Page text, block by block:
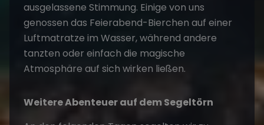
ausgelassene Stimmung. Einige von uns
genossen das Feierabend-Bierchen auf einer
Luftmatratze im Wasser, während andere
tanzten oder einfach die magische
Atmosphäre auf sich wirken ließen.
Weitere Abenteuer auf demSegeltörn